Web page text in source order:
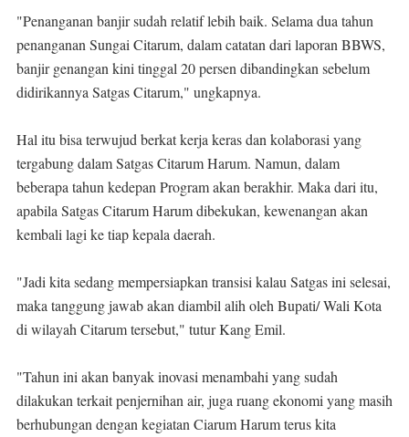
"Penanganan banjir sudah relatif lebih baik. Selama dua tahun
penanganan Sungai Citarum, dalam catatan dari laporan BBWS,
banjir genangan kini tinggal 20 persen dibandingkan sebelum
didirikannya Satgas Citarum," ungkapnya.
Hal itu bisa terwujud berkat kerja keras dan kolaborasi yang
tergabung dalam Satgas Citarum Harum. Namun, dalam
beberapa tahun kedepan Program akan berakhir. Maka dari itu,
apabila Satgas Citarum Harum dibekukan, kewenangan akan
kembali lagi ke tiap kepala daerah.
"Jadi kita sedang mempersiapkan transisi kalau Satgas ini selesai,
maka tanggung jawab akan diambil alih oleh Bupati/ Wali Kota
di wilayah Citarum tersebut," tutur Kang Emil.
"Tahun ini akan banyak inovasi menambahi yang sudah
dilakukan terkait penjernihan air, juga ruang ekonomi yang masih
berhubungan dengan kegiatan Ciarum Harum terus kita